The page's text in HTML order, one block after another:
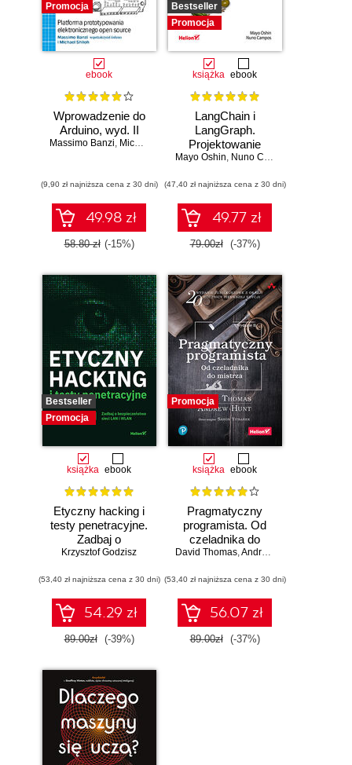
Promocja
ebook
Wprowadzenie do
Arduino, wyd. II
Massimo Banzi, Michael Shiloh
(9,90 zł najniższa cena z 30 dni)
49.98 zł
58.80 zł (-15%)
Bestseller
Promocja
książka ebook
LangChain i
LangGraph.
Projektowanie
aplikacji opartych
modelach
językowych w
praktyce
Mayo Oshin, Nuno Campos
(47,40 zł najniższa cena z 30 dni)
49.77 zł
79.00zł (-37%)
Bestseller
Promocja
książka ebook
Etyczny hacking i
testy penetracyjne.
Zadbaj o
bezpieczeństwo
Krzysztof Godzisz
(53,40 zł najniższa cena z 30 dni)
54.29 zł
89.00zł (-39%)
Promocja
książka ebook
Pragmatyczny
programista. Od
czeladnika do
mistrza. Wydanie II
David Thomas,Andrew Hunt
(53,40 zł najniższa cena z 30 dni)
56.07 zł
89.00zł (-37%)